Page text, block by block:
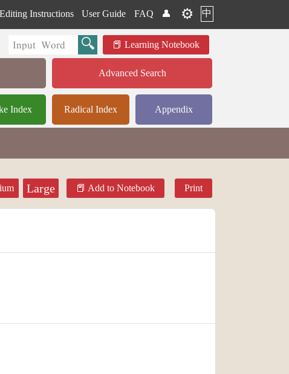
Editing Instructions User Guide FAQ 👤 ⚙️ 中
Learning Notebook
Advanced Search
Index Radical Index Appendix
Large Add to Notebook Print